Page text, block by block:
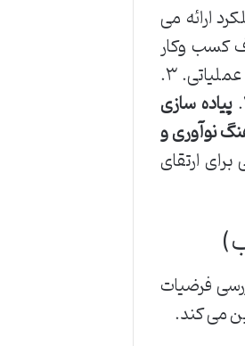
ارائه می
کسب وکار
۳.
پیاده سازی
نوآوری و
ارتقای
فرضیات
می کند.